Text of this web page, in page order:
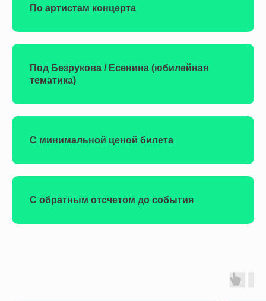
По артистам концерта
Под Безрукова / Есенина (юбилейная
тематика)
С минимальной ценой билета
С обратным отсчетом до события